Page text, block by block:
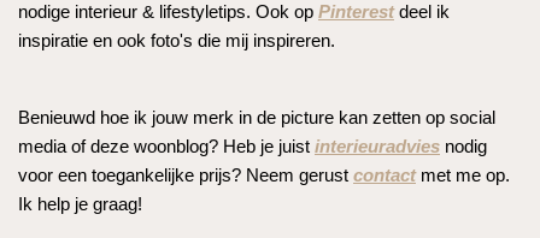
nodige interieur & lifestyletips. Ook op Pinterestdeel ik
inspiratie en ook foto's die mij inspireren.
Benieuwd hoe ik jouw merk in de picture kan zetten op social
media of deze woonblog? Heb je juist interieuradvies nodig
voor een toegankelijke prijs? Neem gerust contactmet me op.
Ik help je graag!